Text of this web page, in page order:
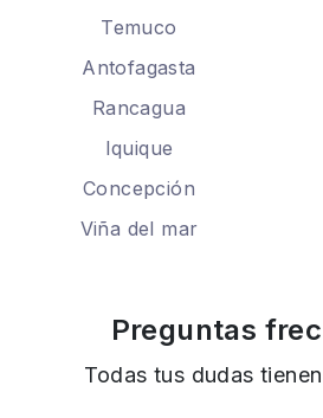
Temuco
Antofagasta
Rancagua
Iquique
Concepción
Viña del mar
Preguntas
Todas tus dudas